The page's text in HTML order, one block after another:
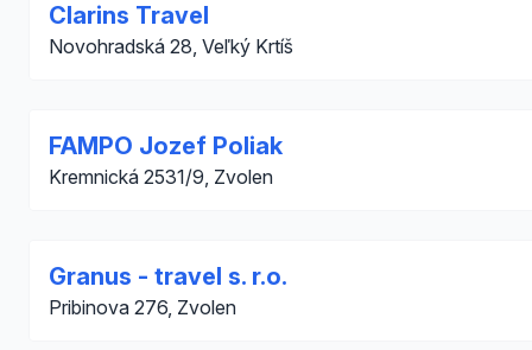
Clarins Travel
Novohradská 28, Veľký Krtíš
FAMPO Jozef Poliak
Kremnická 2531/9, Zvolen
Granus - travel s. r.o.
Pribinova 276, Zvolen